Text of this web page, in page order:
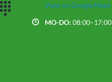
View on Google Maps
MO-DO: 08:00–17:00